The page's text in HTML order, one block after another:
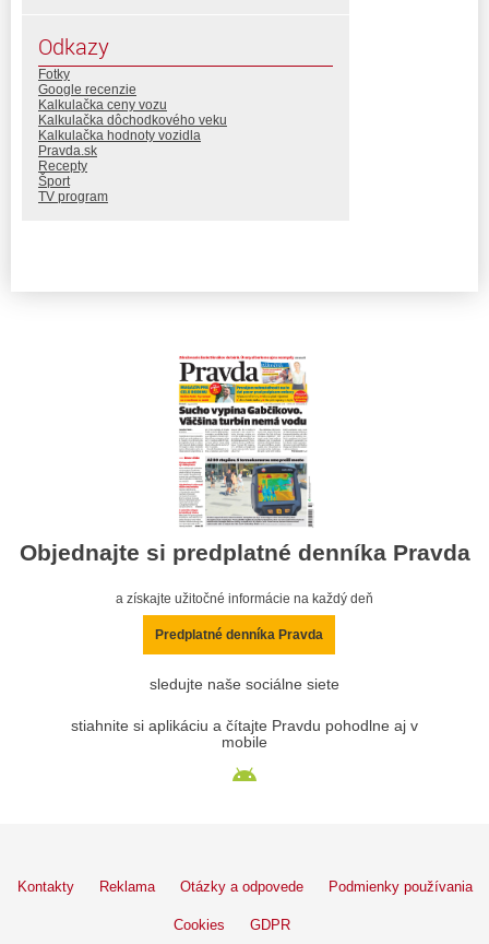
Odkazy
Fotky
Google recenzie
Kalkulačka ceny vozu
Kalkulačka dôchodkového veku
Kalkulačka hodnoty vozidla
Pravda.sk
Recepty
Šport
TV program
Objednajte si predplatné denníka Pravda
a získajte užitočné informácie na každý deň
Predplatné denníka Pravda
sledujte naše sociálne siete
stiahnite si aplikáciu a čítajte Pravdu pohodlne aj v
mobile
Kontakty Reklama Otázky a odpovede Podmienky používania
Cookies GDPR